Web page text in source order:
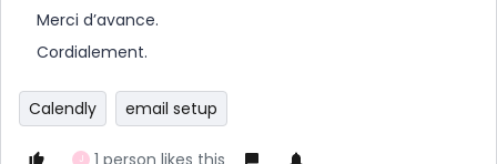
Merci d’avance.
Cordialement.
Calendly email setup
J 1 person likes this